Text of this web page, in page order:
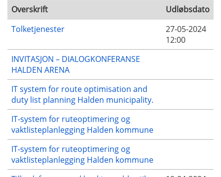
Overskrift
Udløbsdato
Tolketjenester
27-05-2024
12:00
INVITASJON – DIALOGKONFERANSE
HALDEN ARENA
IT system for route optimisation and
duty list planning Halden municipality.
IT-system for ruteoptimering og
vaktlisteplanlegging Halden kommune
IT-system for ruteoptimering og
vaktlisteplanlegging Halden kommune